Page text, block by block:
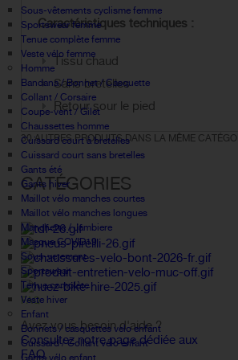
Sous-vêtements cyclisme femme
Sportswear femme
Tenue complète femme
Veste vélo femme
Homme
Bandana / Bonnet / Casquette
Collant / Corsaire
Coupe-vent / Gilet
Chaussettes homme
Cuissard court à bretelles
Cuissard court sans bretelles
Gants été
Gants hiver
Maillot vélo manches courtes
Maillot vélo manches longues
Manchette / Jambiere
Masque COVID19
Sous-vetement
Sportswear
Tenue complète
Veste hiver
Enfant
Bonnets / casquettes velo enfant
Cuissard / Collant vélo enfant
Gants vélo enfant
Caractéristiques techniques :
Tissu chaud
Sans bretelles
Retour sour le pied
30 AUTRES PRODUITS DANS LA MÊME
CATÉGORIES
FAQ
Avez vous besoin d'aide ?
Consultez notre page dédiée aux
FAQ.